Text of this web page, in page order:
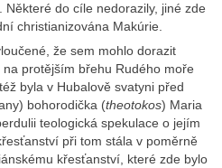
do cíle nedorazily, jiné zde
christianizována Makúrie.
že sem mohlo dorazit
protějším břehu Rudého moře
byla v Hubalově svatyni před
bohorodička (theotokos) Maria
teologická spekulace o jejím
při tom stála v poměrně
křesťanství, které zde bylo